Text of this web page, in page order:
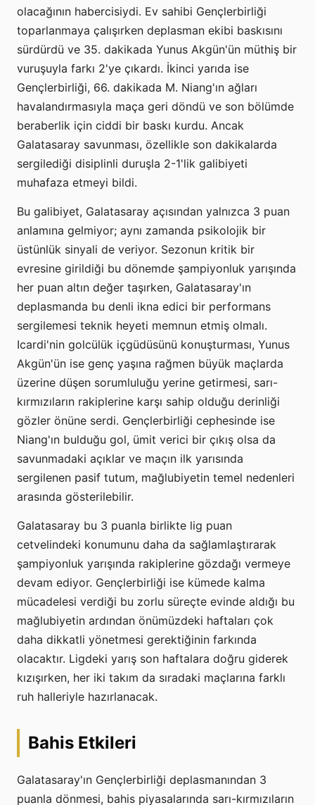
olacağının habercisiydi. Ev sahibi Gençlerbirliği
toparlanmaya çalışırken deplasman ekibi baskısını
sürdürdü ve 35. dakikada Yunus Akgün'ün müthiş bir
vuruşuyla farkı 2'ye çıkardı. İkinci yarıda ise
Gençlerbirliği, 66. dakikada M. Niang'ın ağları
havalandırmasıyla maça geri döndü ve son bölümde
beraberlik için ciddi bir baskı kurdu. Ancak
Galatasaray savunması, özellikle son dakikalarda
sergilediği disiplinli duruşla 2-1'lik galibiyeti
muhafaza etmeyi bildi.
Bu galibiyet, Galatasaray açısından yalnızca 3 puan
anlamına gelmiyor; aynı zamanda psikolojik bir
üstünlük sinyali de veriyor. Sezonun kritik bir
evresine girildiği bu dönemde şampiyonluk yarışında
her puan altın değer taşırken, Galatasaray'ın
deplasmanda bu denli ikna edici bir performans
sergilemesi teknik heyeti memnun etmiş olmalı.
Icardi'nin golcülük içgüdüsünü konuşturması, Yunus
Akgün'ün ise genç yaşına rağmen büyük maçlarda
üzerine düşen sorumluluğu yerine getirmesi, sarı-
kırmızıların rakiplerine karşı sahip olduğu derinliği
gözler önüne serdi. Gençlerbirliği cephesinde ise
Niang'ın bulduğu gol, ümit verici bir çıkış olsa da
savunmadaki açıklar ve maçın ilk yarısında
sergilenen pasif tutum, mağlubiyetin temel nedenleri
arasında gösterilebilir.
Galatasaray bu 3 puanla birlikte lig puan
cetvelindeki konumunu daha da sağlamlaştırarak
şampiyonluk yarışında rakiplerine gözdağı vermeye
devam ediyor. Gençlerbirliği ise kümede kalma
mücadelesi verdiği bu zorlu süreçte evinde aldığı bu
mağlubiyetin ardından önümüzdeki haftaları çok
daha dikkatli yönetmesi gerektiğinin farkında
olacaktır. Ligdeki yarış son haftalara doğru giderek
kızışırken, her iki takım da sıradaki maçlarına farklı
ruh halleriyle hazırlanacak.
Bahis Etkileri
Galatasaray'ın Gençlerbirliği deplasmanından 3
puanla dönmesi, bahis piyasalarında sarı-kırmızıların